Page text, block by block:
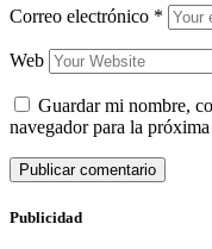
Correo electrónico *
Web
Guardar mi nombre,
navegador para la
Publicidad